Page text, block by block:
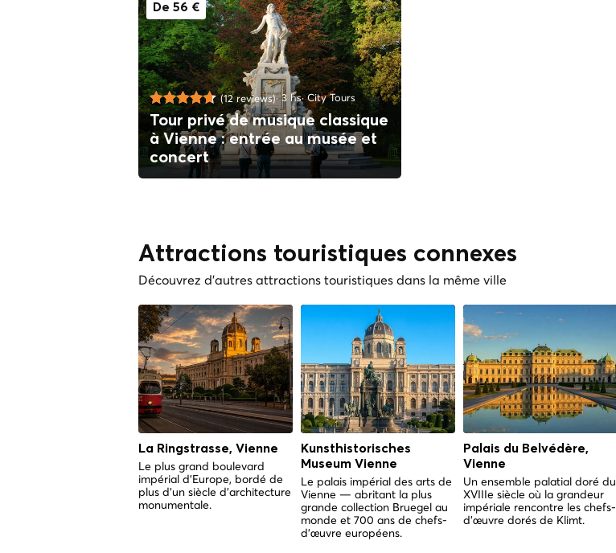
De 56 €
(12 reviews)3 hsCity Tours
Tour privé de musique classique
à Vienne : entrée au musée et
concert
Attractions touristiques connexes
Découvrez d'autres attractions touristiques dans la même ville
La Ringstrasse, Vienne
Le plus grand boulevard
impérial d'Europe, bordé de
plus d'un siècle d'architecture
monumentale.
Kunsthistorisches
Museum Vienne
Le palais impérial des arts de
Vienne — abritant la plus
grande collection Bruegel au
monde et 700 ans de chefs-
d'œuvre européens.
Palais du Belvédère,
Vienne
Un ensemble palatial doré du
XVIIIe siècle où la grandeur
impériale rencontre les chefs-
d'œuvre dorés de Klimt.